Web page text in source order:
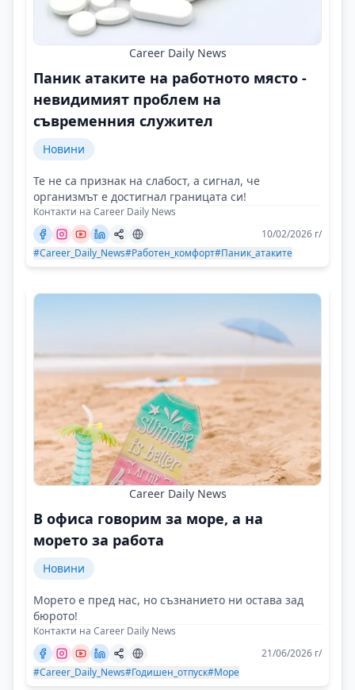
Career Daily News
Паник атаките на работното място -
невидимият проблем на
съвременния служител
Новини
Те не са признак на слабост, а сигнал, че
организмът е достигнал границата си!
Контакти на Career Daily News
10/02/2026 г/
#Career_Daily_News#Работен_комфорт#Паник_атаките
Career Daily News
В офиса говорим за море, а на
морето за работа
Новини
Морето е пред нас, но съзнанието ни остава зад
бюрото!
Контакти на Career Daily News
21/06/2026 г/
#Career_Daily_News#Годишен_отпуск#Море